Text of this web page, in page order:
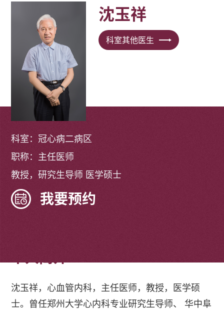
沈玉祥
科室其他医生
科室：冠心病二病区
职称：主任医师
教授，研究生导师 医学硕士
我要预约
个人简介
沈玉祥，心血管内科，主任医师，教授，医学硕
士。曾任郑州大学心内科专业研究生导师、 华中阜